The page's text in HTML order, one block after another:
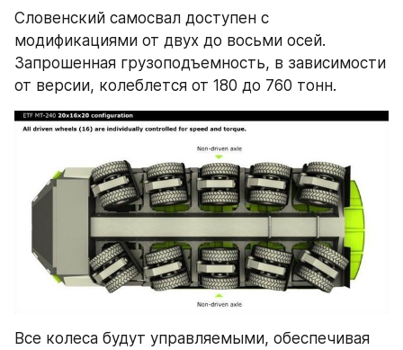
Словенский самосвал доступен с
модификациями от двух до восьми осей.
Запрошенная грузоподъемность, в зависимости
от версии, колеблется от 180 до 760 тонн.
Все колеса будут управляемыми, обеспечивая